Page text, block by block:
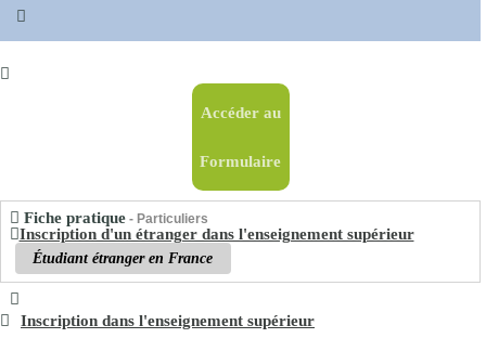
Accéder au
Formulaire
Fiche pratique- Particuliers
Inscription d'un étranger dans l'enseignement supérieur
Étudiant étranger en France
Inscription dans l'enseignement supérieur